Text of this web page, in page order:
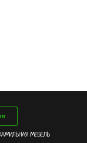
МЕБЕЛЬ